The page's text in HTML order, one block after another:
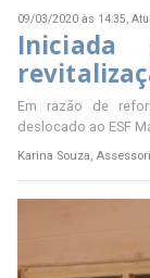
09/03/2020 às 14:35,
Em razão de
deslocado ao ESF
Karina Souza,